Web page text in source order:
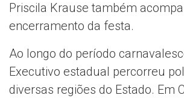
Priscila Krause também
encerramento da festa.
Ao longo do período
Executivo estadual percorreu
diversas regiões do Estado. Em